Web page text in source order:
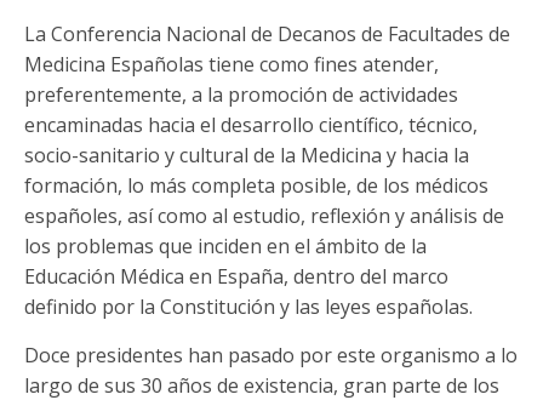
La Conferencia Nacional de Decanos de Facultades de
Medicina Españolas tiene como fines atender,
preferentemente, a la promoción de actividades
encaminadas hacia el desarrollo científico, técnico,
socio-sanitario y cultural de la Medicina y hacia la
formación, lo más completa posible, de los médicos
españoles, así como al estudio, reflexión y análisis de
los problemas que inciden en el ámbito de la
Educación Médica en España, dentro del marco
definido por la Constitución y las leyes españolas.
Doce presidentes han pasado por este organismo a lo
largo de sus 30 años de existencia, gran parte de los